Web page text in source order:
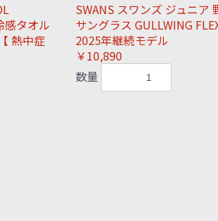
感タオル
熱中症
SWANS スワンズ ジュニア
サングラス GULLWING
2025年継続モデル
￥10,890
数量